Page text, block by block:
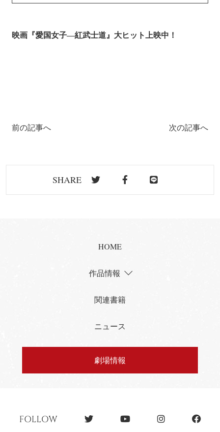
映画『愛国女子―紅武士道』大ヒット上映中！
前の記事へ 次の記事へ
SHARE
HOME
作品情報
関連書籍
ニュース
劇場情報
FOLLOW